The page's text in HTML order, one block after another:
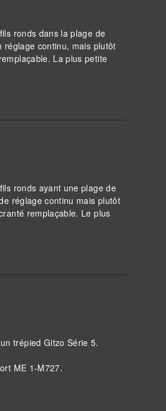
ronds dans la plage de
continu, mais plutôt
La plus petite
ronds ayant une plage de
réglage continu mais plutôt
remplaçable. Le plus
trépied Gitzo Série 5.
ME 1-M727.